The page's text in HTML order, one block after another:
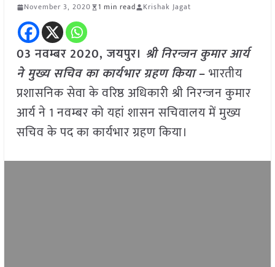
November 3, 2020 1 min read Krishak Jagat
03 नवम्बर 2020, जयपुर। श्री निरन्जन कुमार आर्य
ने मुख्य सचिव का कार्यभार ग्रहण किया–भारतीय
प्रशासनिक सेवा के वरिष्ठ अधिकारी श्री निरन्जन कुमार
आर्य ने 1 नवम्बर को यहां शासन सचिवालय में मुख्य
सचिव के पद का कार्यभार ग्रहण किया।